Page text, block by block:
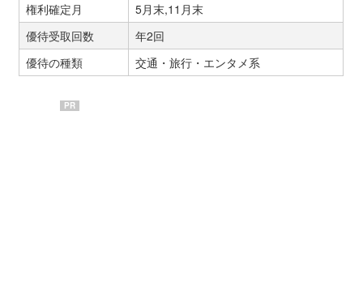
権利確定月
5月末,11月末
優待受取回数
年2回
優待の種類
交通・旅行・エンタメ系
PR